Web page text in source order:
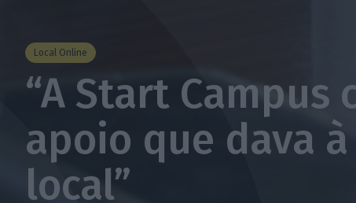
Local Online
“A Start
apoio que dava
local”